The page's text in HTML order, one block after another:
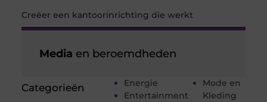
Creëer een kantoorinrichting die werkt
Categorieën
Energie
Entertainment
Mode en
Kleding
Media en beroemdheden